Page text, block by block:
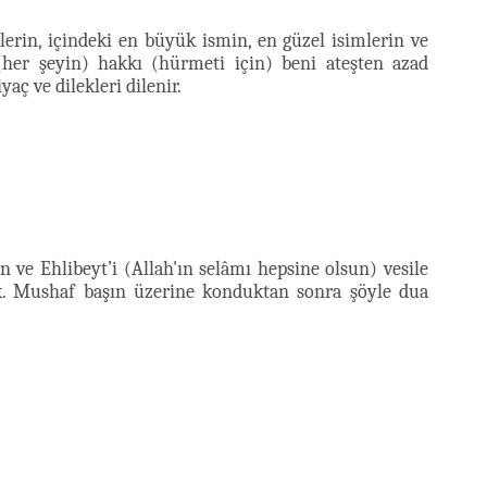
içindeki en büyük ismin, en güzel isimlerin ve
şeyin) hakkı (hürmeti için) beni ateşten azad
ve dilekleri dilenir.
ve Ehlibeyt’i (Allah'ın selâmı hepsine olsun) vesile
Mushaf başın üzerine konduktan sonra şöyle dua